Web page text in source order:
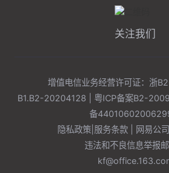
关注我们
增值电信业务经营许可证：浙
B1.B2-20204128 |
粤ICP备案B2-
备
隐私政策| 服务条款| 网易公
违法和不良信息举报邮